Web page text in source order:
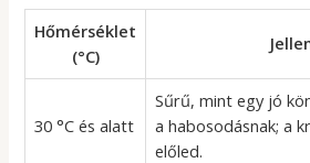
Hőmérséklet
(°C)
30 °C és alatt
Sűrű, mint egy jó
a habosodásnak; a
előled.